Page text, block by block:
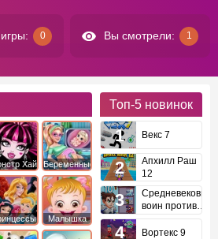
0 Вы смотрели: 1
Хай Беременные
Малышка
Хейзел
Топ-5 новинок
Векс 7
Апхилл Раш
12
Средневековый
воин против
Вортекс 9